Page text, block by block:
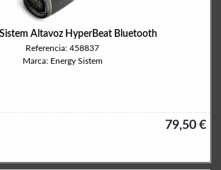
Altavoz HyperBeat Bluetooth
Referencia: 458837
Marca: Energy Sistem
79,50 €